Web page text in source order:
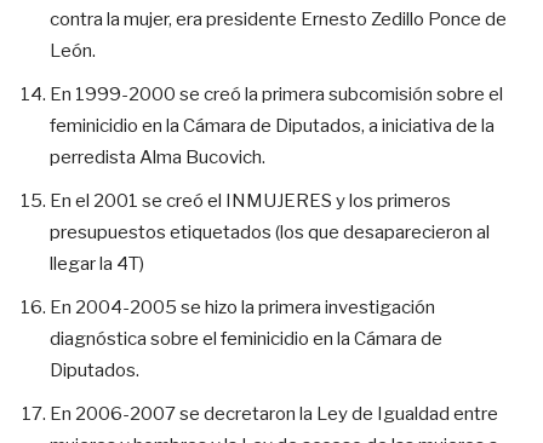
contra la mujer, era presidente Ernesto Zedillo Ponce de
León.
En 1999-2000 se creó la primera subcomisión sobre el
feminicidio en la Cámara de Diputados, a iniciativa de la
perredista Alma Bucovich.
En el 2001 se creó el INMUJERES y los primeros
presupuestos etiquetados (los que desaparecieron al
llegar la 4T)
En 2004-2005 se hizo la primera investigación
diagnóstica sobre el feminicidio en la Cámara de
Diputados.
En 2006-2007 se decretaron la Ley de Igualdad entre